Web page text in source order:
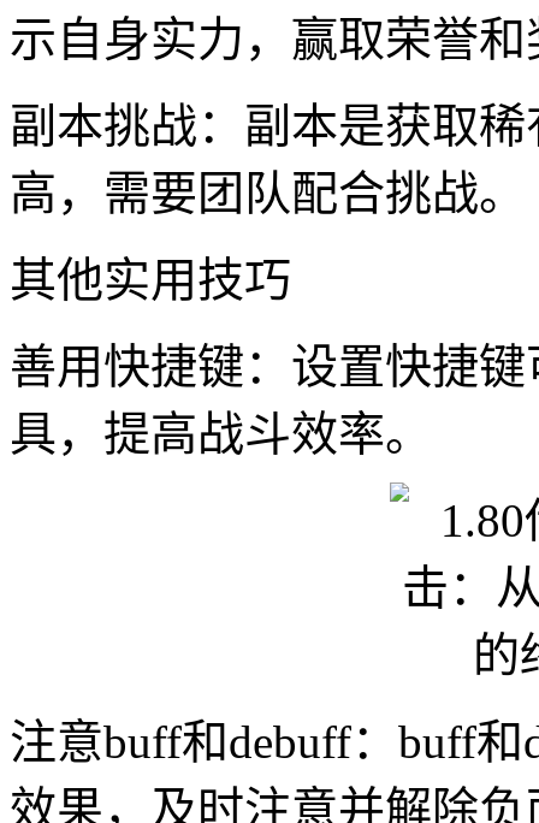
示自身实力，赢取荣誉和
副本挑战：副本是获取
高，需要团队配合挑战。
其他实用技巧
善用快捷键：设置快捷
具，提高战斗效率。
注意buff和debuff：buff
效果，及时注意并解除